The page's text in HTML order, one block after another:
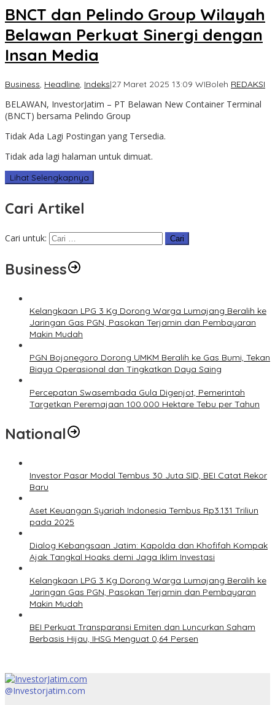
BNCT dan Pelindo Group Wilayah
Belawan Perkuat Sinergi dengan
Insan Media
Business, Headline, Indeks|27 Maret 2025 13:09 WIBoleh REDAKSI
BELAWAN, InvestorJatim – PT Belawan New Container Terminal
(BNCT) bersama Pelindo Group
Tidak Ada Lagi Postingan yang Tersedia.
Tidak ada lagi halaman untuk dimuat.
Lihat Selengkapnya
Cari Artikel
Cari untuk:
Business
Kelangkaan LPG 3 Kg Dorong Warga Lumajang Beralih ke
Jaringan Gas PGN, Pasokan Terjamin dan Pembayaran
Makin Mudah
PGN Bojonegoro Dorong UMKM Beralih ke Gas Bumi, Tekan
Biaya Operasional dan Tingkatkan Daya Saing
Percepatan Swasembada Gula Digenjot, Pemerintah
Targetkan Peremajaan 100.000 Hektare Tebu per Tahun
National
Investor Pasar Modal Tembus 30 Juta SID, BEI Catat Rekor
Baru
Aset Keuangan Syariah Indonesia Tembus Rp3.131 Triliun
pada 2025
Dialog Kebangsaan Jatim: Kapolda dan Khofifah Kompak
Ajak Tangkal Hoaks demi Jaga Iklim Investasi
Kelangkaan LPG 3 Kg Dorong Warga Lumajang Beralih ke
Jaringan Gas PGN, Pasokan Terjamin dan Pembayaran
Makin Mudah
BEI Perkuat Transparansi Emiten dan Luncurkan Saham
Berbasis Hijau, IHSG Menguat 0,64 Persen
@Investorjatim.com